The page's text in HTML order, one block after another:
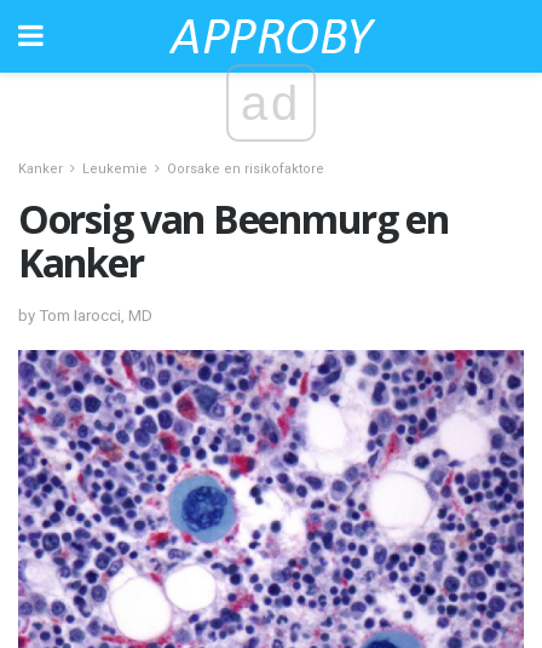
ad
Kanker Leukemie Oorsake en risikofaktore
Oorsig van Beenmurg en
Kanker
by Tom Iarocci, MD